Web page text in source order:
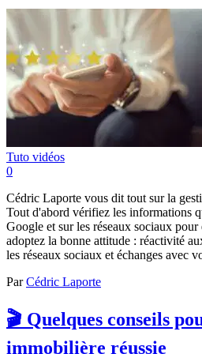
Tuto vidéos
0
Cédric Laporte vous dit tout sur la
Tout d'abord vérifiez les informations
Google et sur les réseaux sociaux
adoptez la bonne attitude : réactivité
les réseaux sociaux et échanges avec
ParCédric Laporte
🎬 Quelques conseils
immobilière réussie